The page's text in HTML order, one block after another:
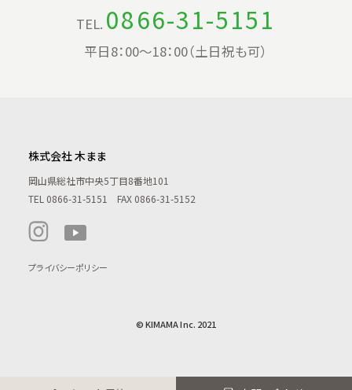
TEL. 0866-31-5151
平日8：00〜18：00（土日祝も可）
株式会社 木まま
岡山県総社市中央5丁目8番地101
TEL 0866-31-5151 FAX 0866-31-5152
プライバシーポリシー
© KIMAMA Inc. 2021